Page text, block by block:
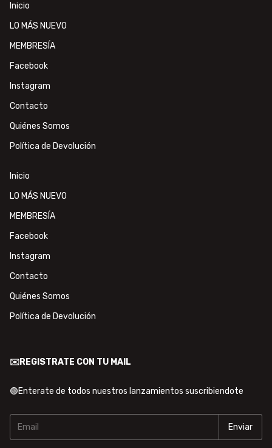
Inicio
LO MÁS NUEVO
MEMBRESÍA
Facebook
Instagram
Contacto
Quiénes Somos
Política de Devolución
Inicio
LO MÁS NUEVO
MEMBRESÍA
Facebook
Instagram
Contacto
Quiénes Somos
Política de Devolución
✉️REGISTRATE CON TU MAIL
🟢Enterate de todos nuestros lanzamientos suscribiendote